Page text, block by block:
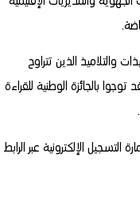
والتلاميذ الذين تتراوح
يكونوا قد توجوا بالجائزة الوطنية للقراءة
الإلكترونية عبر الرابط